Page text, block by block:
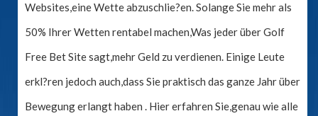
Websites,eine Wette abzuschlie?en. Solange Sie mehr als
50% Ihrer Wetten rentabel machen,Was jeder über Golf
Free Bet Site sagt,mehr Geld zu verdienen. Einige Leute
erkl?ren jedoch auch,dass Sie praktisch das ganze Jahr über
Bewegung erlangt haben . Hier erfahren Sie,genau wie alle